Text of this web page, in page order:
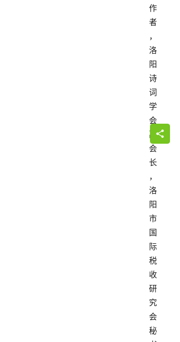
作
者
，
洛
阳
诗
词
学
会
副
会
长
，
洛
阳
市
国
际
税
收
研
究
会
秘